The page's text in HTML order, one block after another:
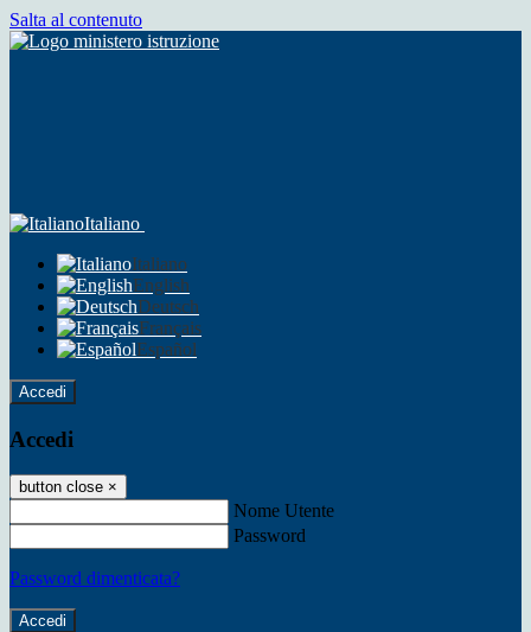
Salta al contenuto
Italiano
Italiano
English
Deutsch
Français
Español
Accedi
Accedi
button close ×
Nome Utente
Password
Password dimenticata?